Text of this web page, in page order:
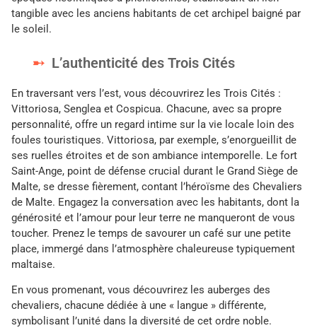
tangible avec les anciens habitants de cet archipel baigné par
le soleil.
L’authenticité des Trois Cités
En traversant vers l’est, vous découvrirez les Trois Cités :
Vittoriosa, Senglea et Cospicua. Chacune, avec sa propre
personnalité, offre un regard intime sur la vie locale loin des
foules touristiques. Vittoriosa, par exemple, s’enorgueillit de
ses ruelles étroites et de son ambiance intemporelle. Le fort
Saint-Ange, point de défense crucial durant le Grand Siège de
Malte, se dresse fièrement, contant l’héroïsme des Chevaliers
de Malte. Engagez la conversation avec les habitants, dont la
générosité et l’amour pour leur terre ne manqueront de vous
toucher. Prenez le temps de savourer un café sur une petite
place, immergé dans l’atmosphère chaleureuse typiquement
maltaise.
En vous promenant, vous découvrirez les auberges des
chevaliers, chacune dédiée à une « langue » différente,
symbolisant l’unité dans la diversité de cet ordre noble.